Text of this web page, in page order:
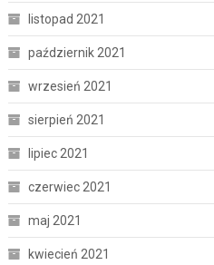
listopad 2021
październik 2021
wrzesień 2021
sierpień 2021
lipiec 2021
czerwiec 2021
maj 2021
kwiecień 2021